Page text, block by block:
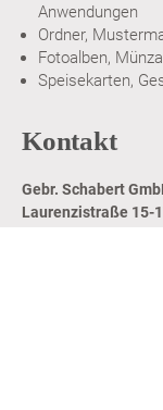
Anwendungen
Ordner,
Fotoalben,
Speisekarten,
Kontakt
Gebr. Schabert
Laurenzistraße 15-